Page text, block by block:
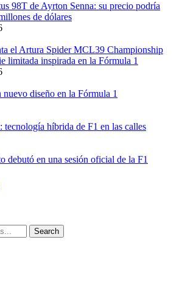
98T de Ayrton Senna: su precio podría
de dólares
el Artura Spider MCL39 Championship
limitada inspirada en la Fórmula 1
diseño en la Fórmula 1
tecnología híbrida de F1 en las calles
debutó en una sesión oficial de la F1